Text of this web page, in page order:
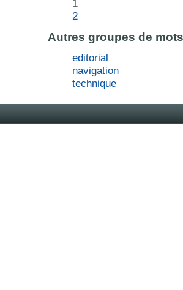
1
2
Autres groupes de
editorial
navigation
technique